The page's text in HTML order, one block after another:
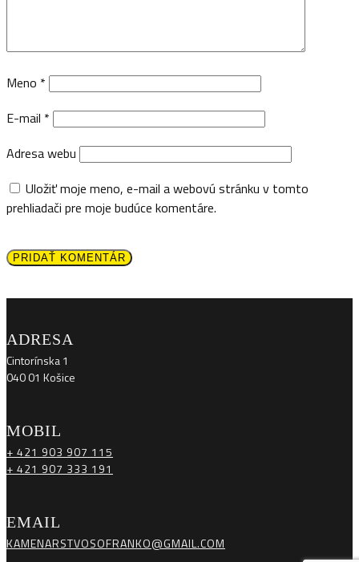
Meno *
E-mail *
Adresa webu
Uložiť moje meno, e-mail a webovú stránku v tomto
prehliadači pre moje budúce komentáre.
PRIDAŤ KOMENTÁR
ADRESA
Cintorínska 1
040 01 Košice
MOBIL
+ 421 903 907 115
+ 421 907 333 191
EMAIL
KAMENARSTVOSOFRANKO@GMAIL.COM